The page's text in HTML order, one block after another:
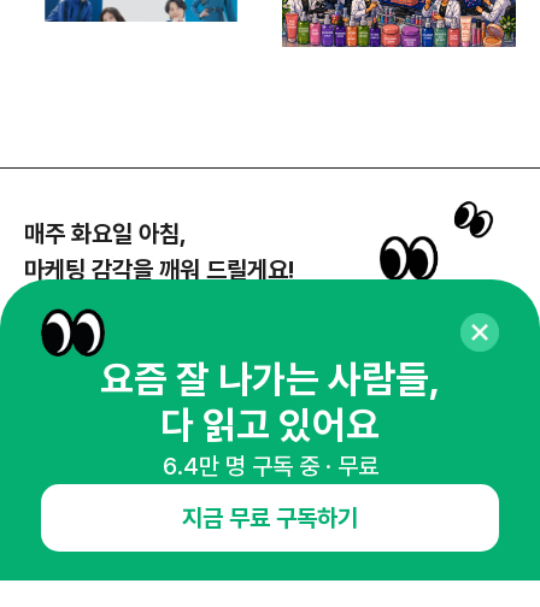
매주 화요일 아침,
마케팅 감각을 깨워 드릴게요!
뉴스레터 구독하기
오픈애즈란
요즘 잘 나가는 사람들,
다 읽고 있어요
6.4만 명 구독 중 · 무료
지금 무료 구독하기